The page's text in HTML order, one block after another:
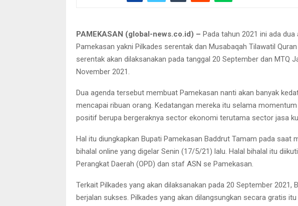
PAMEKASAN (global-news.co.id) – Pada tahun 2021 ini ada
Pamekasan yakni Pilkades serentak dan Musabaqah Tilawatil
serentak akan dilaksanakan pada tanggal 20 September dan MTQ
November 2021.
Dua agenda tersebut membuat Pamekasan nanti akan banyak
mencapai ribuan orang. Kedatangan mereka itu selama
positif berupa bergeraknya sector ekonomi terutama sector jasa
Hal itu diungkapkan Bupati Pamekasan Baddrut Tamam pada saat
bihalal online yang digelar Senin (17/5/21) lalu. Halal bihalal itu
Perangkat Daerah (OPD) dan staf ASN se Pamekasan.
Terkait Pilkades yang akan dilaksanakan pada 20 September 2021,
berjalan sukses. Pilkades yang akan dilangsungkan secara gratis